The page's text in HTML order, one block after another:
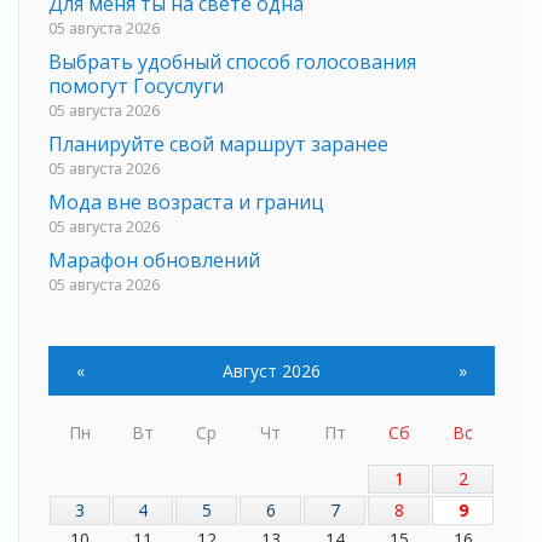
05 августа 2026
Выбрать удобный способ голосования
помогут Госуслуги
05 августа 2026
Планируйте свой маршрут заранее
05 августа 2026
Мода вне возраста и границ
05 августа 2026
Марафон обновлений
05 августа 2026
05 августа 2026
С заботой о здоровье
05 августа 2026
Лучшая из лучших
Пульс региона
05 августа 2026
« Август 2026 »
Пн Вт Ср Чт Пт Сб
Вс
1
2
3
4 5 6 7 8
9